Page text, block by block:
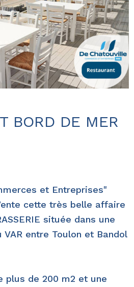
BORD DE MER
et Entreprises"
cette très belle affaire
située dans une
entre Toulon et Bandol
plus de 200 m2 et une